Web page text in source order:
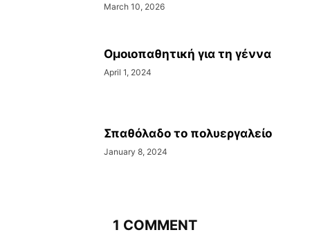
March 10, 2026
Ομοιοπαθητική για τη γέννα
April 1, 2024
Σπαθόλαδο το πολυεργαλείο
January 8, 2024
1 COMMENT